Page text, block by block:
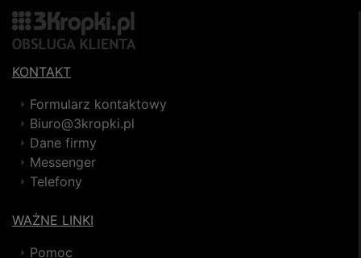
KONTAKT
Formularz kontaktowy
Biuro@3kropki.pl
Dane firmy
Messenger
Telefony
WAŻNE LINKI
Pomoc